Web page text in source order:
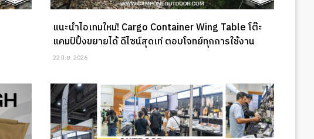
แนะนำไอเทมใหม่! Cargo Container Wing Table โต๊ะ
แคมป์ปิ้งขยายได้ ดีไซน์สุดเท่ ตอบโจทย์ทุกการใช้งาน
22 มิ.ย. 2026